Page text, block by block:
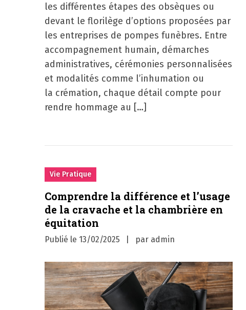
les différentes étapes des obsèques ou
devant le florilège d’options proposées par
les entreprises de pompes funèbres. Entre
accompagnement humain, démarches
administratives, cérémonies personnalisées
et modalités comme l’inhumation ou
la crémation, chaque détail compte pour
rendre hommage au […]
Vie Pratique
Comprendre la différence et l’usage
de la cravache et la chambrière en
équitation
Publié le 13/02/2025 par admin